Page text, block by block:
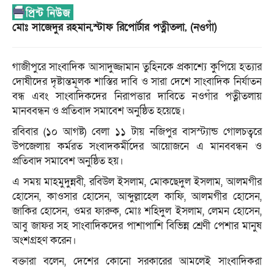
মোঃ সাজেদুর রহমান,স্টাফ রিপোর্টার পত্নীতলা, (নওগাঁ)
গাজীপুরে সাংবাদিক আসাদুজ্জামান তুহিনকে প্রকাশ্যে কুপিয়ে হত্যার
দোষীদের দৃষ্টান্তমূলক শাস্তির দাবি ও সারা দেশে সাংবাদিক নির্যাতন
বন্ধ এবং সাংবাদিকদের নিরাপত্তার দাবিতে নওগাঁর পত্নীতলায়
মানববন্ধন ও প্রতিবাদ সমাবেশ অনুষ্ঠিত হয়েছে।
রবিবার (১০ আগষ্ট) বেলা ১১ টায় নজিপুর বাসস্ট্যান্ড গোলচত্বরে
উপজেলায় কর্মরত সংবাদকর্মীদের আয়োজনে এ মানববন্ধন ও
প্রতিবাদ সমাবেশ অনুষ্ঠিত হয়।
এ সময় মাহমুদুন্নবী, রবিউল ইসলাম, মোকছেদুল ইসলাম, আলমগীর
হোসেন, কাওসার হোসেন, আব্দুল্লাহেল কাফি, আলমগীর হোসেন,
জাকির হোসেন, ওমর ফারুক, মোঃ শহিদুল ইসলাম, লেমন হোসেন,
আবু জাফর সহ সাংবাদিকদের পাশাপাশি বিভিন্ন শ্রেণী পেশার মানুষ
অংশগ্রহণ করেন।
বক্তারা বলেন, দেশের কোনো সরকারের আমলেই সাংবাদিকরা